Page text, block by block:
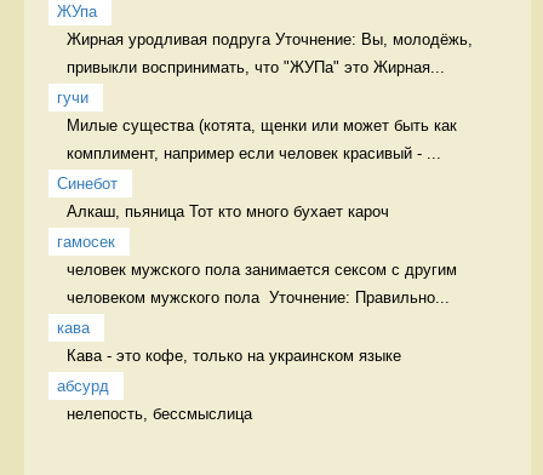
ЖУпа
Жирная уродливая подруга Уточнение: Вы, молодёжь,
привыкли воспринимать, что "ЖУПа" это Жирная...
гучи
Милые существа (котята, щенки или может быть как
комплимент, например если человек красивый - ...
Синебот
Алкаш, пьяница Тот кто много бухает кароч
гамосек
человек мужского пола занимается сексом с другим
человеком мужского пола  Уточнение: Правильно...
кава
Кава - это кофе, только на украинском языке
абсурд
нелепость, бессмыслица